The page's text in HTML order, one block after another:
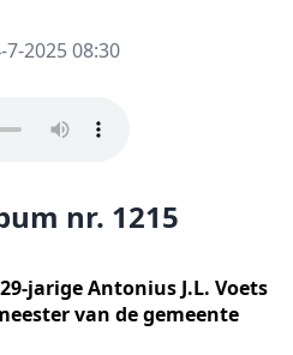
7-2025 08:30
nr. 1215
jarige Antonius J.L. Voets
van de gemeente